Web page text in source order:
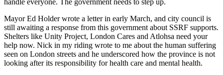
handle everyone. The government needs to step up.
Mayor Ed Holder wrote a letter in early March, and city council is
still awaiting a response from this government about SSRF supports.
Shelters like Unity Project, London Cares and Atlohsa need your
help now. Nick in my riding wrote to me about the human suffering
seen on London streets and he underscored how the province is not
looking after its responsibility for health care and mental health.